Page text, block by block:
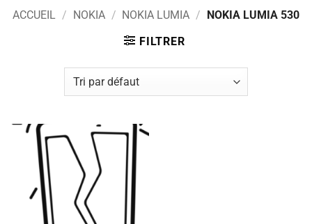
ACCUEIL / NOKIA / NOKIA LUMIA /
NOKIA LUMIA 530
FILTRER